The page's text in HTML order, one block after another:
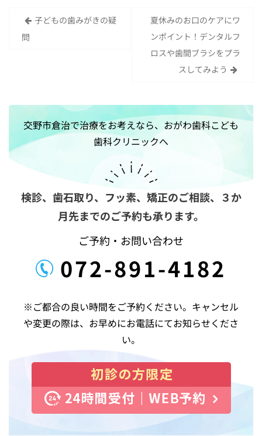
投
稿
ー
シ
ョ
ン
子どもの歯みがきの疑
問
夏休みのお口のケアにワ
ンポイント！デンタルフ
ロスや歯間ブラシをプラ
スしてみよう
交野市倉治で治療をお考えなら、おがわ歯科こども
歯科クリニックへ
検診、歯石取り、フッ素、矯正のご相談、 ３か
月先までのご予約も承ります。
ご予約・お問い合わせ
072-891-4182
※ご都合の良い時間をご予約ください。キャンセル
や変更の際は、お早めにお電話にてお知らせくださ
い。